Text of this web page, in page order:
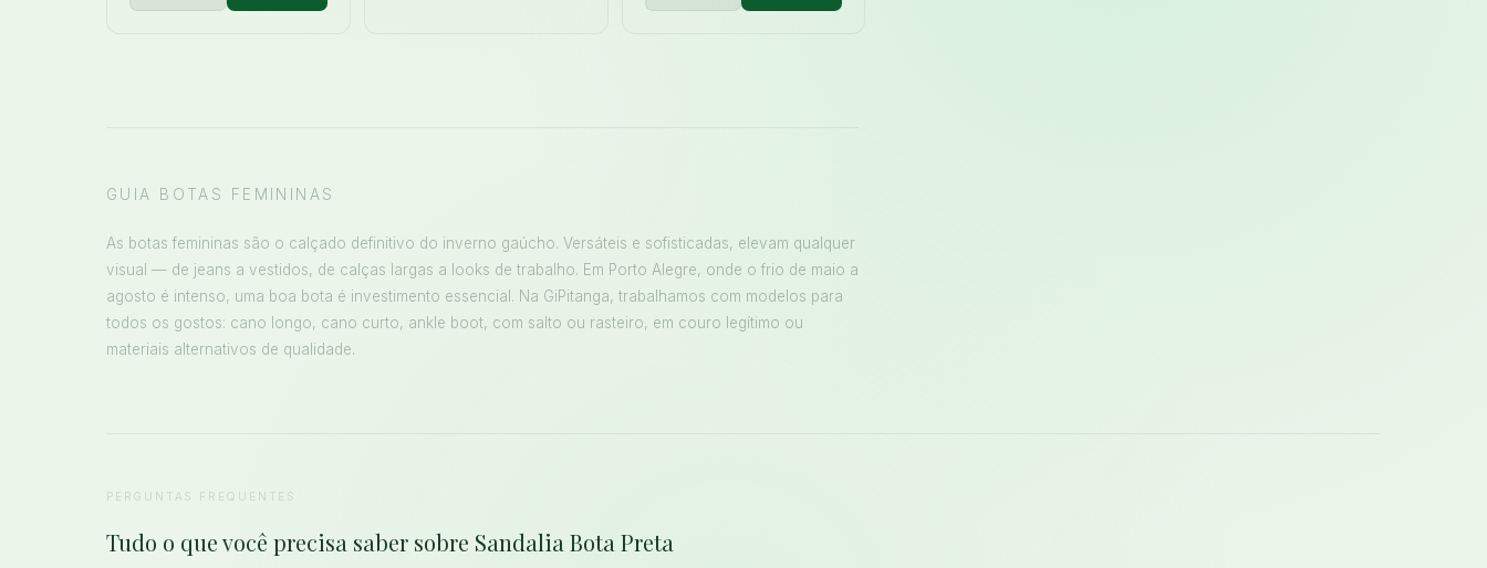
GUIA BOTAS FEMININAS
As botas femininas são o calçado definitivo do inverno gaúcho. Versáteis e sofisticadas, elevam qualquer
visual — de jeans a vestidos, de calças largas a looks de trabalho. Em Porto Alegre, onde o frio de maio a
agosto é intenso, uma boa bota é investimento essencial. Na GiPitanga, trabalhamos com modelos para
todos os gostos: cano longo, cano curto, ankle boot, com salto ou rasteiro, em couro legítimo ou
materiais alternativos de qualidade.
PERGUNTAS FREQUENTES
Tudo o que você precisa saber sobre Sandalia Bota Preta